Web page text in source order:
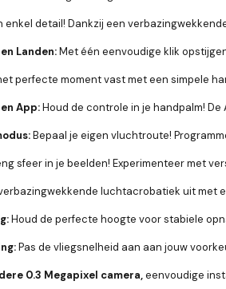
enkel detail! Dankzij een
Landen:Met één eenvoudige klik
perfecte moment vast met een simpele
App:Houd de controle in je handpalm!
Bepaal je eigen vluchtroute!
sfeer in je beelden! Experimenteer met
luchtacrobatiek uit met
Houd de perfecte hoogte voor stabiele
Pas de vliegsnelheid aan aan jouw
0.3 Megapixel camera,eenvoudige